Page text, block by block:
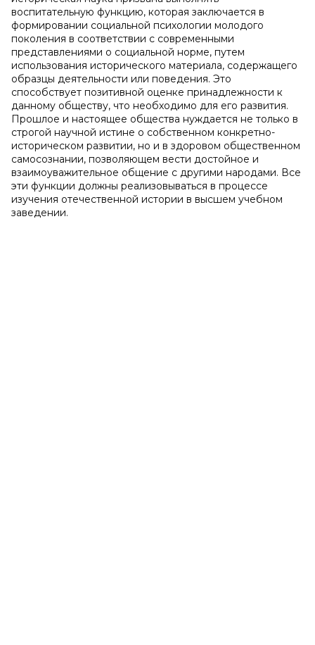
воспитательную функцию, которая заключается в
формировании социальной психологии молодого
поколения в соответствии с современными
представлениями о социальной норме, путем
использования исторического материала, содержащего
образцы деятельности или поведения. Это
способствует позитивной оценке принадлежности к
данному обществу, что необходимо для его развития.
Прошлое и настоящее общества нуждается не только в
строгой научной истине о собственном конкретно-
историческом развитии, но и в здоровом общественном
самосознании, позволяющем вести достойное и
взаимоуважительное общение с другими народами. Все
эти функции должны реализовываться в процессе
изучения отечественной истории в высшем учебном
заведении.